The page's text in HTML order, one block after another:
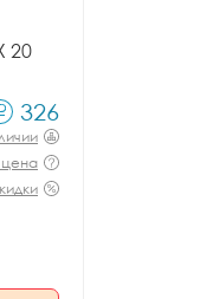
20
326
цена